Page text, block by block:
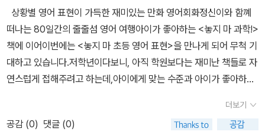
책인줄 알았는데 대박~만화 이외에도 배운내용을 바로바로 연습할
수 있도록 문제들까지 담고 있었어요만화로 되어있는 영어 교재라니,
지금까지 아이들이 스스로 재미있게 공부하는 교재는 본적이 없는데
이 책이야 말로 아이들이 더 풀고 싶다고 이야기할만한 교재라는 생
각이 들었어요 초등 영어 교육과정을 기본으로 한 필수 의사소통 주
제를 80개 상황별로 구성해서 재미있는 만화를 읽으며 자연스러운
상황 속에서 회화 표현을 익힐 수 있었고 만화 속 대화를 다시 한번 제
상황별 영어 표현이 가득한 재미있는 만화 영어회화정신이와 함꼐
떠나는 80일간의 줄줄섬 영어 여행​​​아이가 좋아하는 <놓지 마 과학!>
책에 이어이번에는 <놓지 마 초등 영어 표현>을 만나게 되어 무척 기
대하고 있습니다.저학년이다보니, 아직 학원보다는 재미난 책들로 자
연스럽게 접해주려고 하는데,아이에게 맞는 수준과 아이가 좋아하는
등 영어 표현> 책을 딱~ 만나고 보니,아이가 좋아하는 이야기에 저학
년을 위한 수준의 영어 표현들이라 너무 만족합니다.영어를 그렇게
더보기
공감 (0) 댓글 (0)